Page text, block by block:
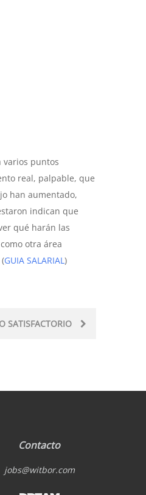
varios puntos
real, palpable, que
han aumentado,
indican que
qué harán las
otra área
GUIA SALARIAL)
SATISFACTORIO
Contacto
jobs@witbor.com